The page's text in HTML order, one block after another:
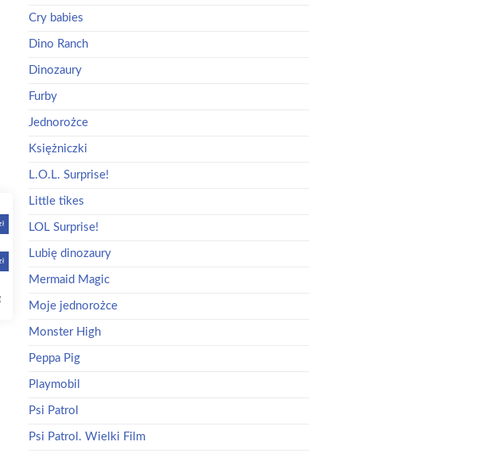
Cry babies
Dino Ranch
Dinozaury
Furby
Jednorożce
Księżniczki
L.O.L. Surprise!
Little tikes
LOL Surprise!
Lubię dinozaury
Mermaid Magic
Moje jednorożce
Monster High
Peppa Pig
Playmobil
Psi Patrol
Psi Patrol. Wielki Film